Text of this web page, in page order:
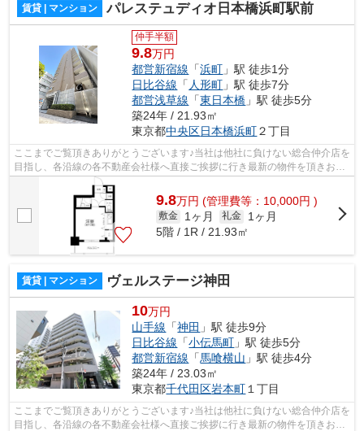
賃貸 | マンション パレステュディオ日本橋浜町駅前
仲手半額
9.8万円
都営新宿線 「浜町 」駅 徒歩1分
日比谷線 「 人形町 」駅 徒歩7分
都営浅草線 「東日本橋 」駅 徒歩5分
築24年 / 21.93㎡
東京都中央区日本橋浜町２丁目
ここまでご覧頂きありがとうございます♪当社は他社に負けない総合仲介店を
目指し、各沿線の各不動産会社様へ直接ご挨拶に行き最新の物件を頂きお客
様へ提供しております！最新の情報は...
9.8万円 (管理費等：10,000円 )
敷金 1ヶ月 礼金
1ヶ月
5階 / 1R / 21.93㎡
賃貸 | マンション ヴェルステージ神田
10万円
山手線 「神田 」駅 徒歩9分
日比谷線 「小伝馬町 」駅 徒歩5分
都営新宿線 「馬喰横山 」駅 徒歩4分
築24年 / 23.03㎡
東京都千代田区岩本町 １丁目
ここまでご覧頂きありがとうございます♪当社は他社に負けない総合仲介店を
目指し、各沿線の各不動産会社様へ直接ご挨拶に行き最新の物件を頂きお客